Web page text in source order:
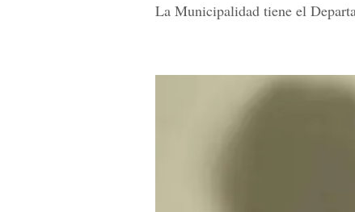
La Municipalidad tiene el